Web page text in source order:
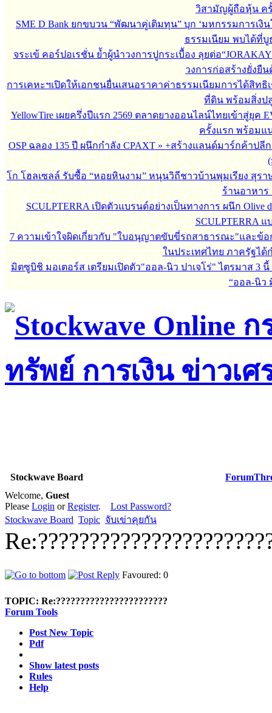
วิสามัญผู้ถือหุ้น ครั้
SME D Bank ยกขบวน “พัฒนาคู่เติมทุน” บุก ‘มหกรรมการเงิ
ธรรมเนียม พบได้ที่
จระเข้ คอร์ปอเรชั่น ย้ำผู้นำวงการปูกระเบื้อง ลุยต่อ“JORAKAY
วงการก่อสร้างยั่งยื
การเคหะฯเปิดให้เอกชนยื่นเสนอราคาค่าธรรมเนียมการได้สิทธิ
ที่ดิน พร้อมสิ่งป
YellowTire เผยครึ่งปีแรก 2569 ตลาดยางออนไลน์ไทยเข้าสู่ยุค
ครั้งแรก พร้อมแ
OSP ฉลอง 135 ปี ผนึกกำลัง CPAXT» +สร้างแลนด์มาร์กค้าปลี
โก โฮลเซลล์ รับซื้อ “หอยหินงาม” หนุนวิถีชาวบ้านพุมเรียง สุรา
ร้านอาหาร
SCULPTERRA เปิดตัวแบรนด์อย่างเป็นทางการ ผนึก Olive
SCULPTERRA
7 ความเข้าใจผิดเกี่ยวกับ "ใบอนุญาตขับขี่รถสาธารณะ"และข้
ในประเทศไทย ภาครัฐไ
มิตซูบิชิ มอเตอร์ส เตรียมเปิดตัว"ออล-นิว ปาเจโร่" ไตรมาส 3 นี้
“ออล-นิว
Stockwave Board Forum
Welcome, Guest
Please Login orRegister. Lost Password?
Stockwave Board Topic จับเข่าคุยกัน
Favoured: 0
TOPIC: Re:???????????????????????
Forum Tools
Post New Topic
Pdf
Show latest posts
Rules
Help